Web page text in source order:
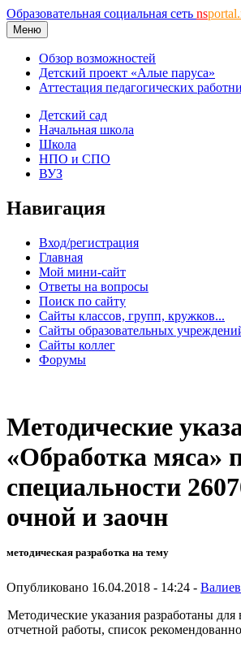
Образовательная социальная сеть ns
Меню
Обзор возможностей
Детский проект «Алые паруса»
Аттестация педагогических
Детский сад
Начальная школа
Школа
НПО и СПО
ВУЗ
Навигация
Вход/регистрация
Главная
Мой мини-сайт
Ответы на вопросы
Поиск по сайту
Сайты классов, групп, кружков...
Сайты образовательных
Сайты коллег
Форумы
Методические
«Обработка мяса»
специальности
очной и заочн
методическая разработка на тему
Опубликовано 16.04.2018 - 14:24 -
Методические указания разработаны
отчетной работы, список